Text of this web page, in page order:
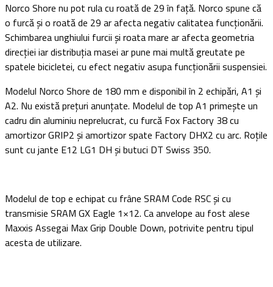
Norco Shore nu pot rula cu roată de 29 în față. Norco spune că
o furcă și o roată de 29 ar afecta negativ calitatea funcționării.
Schimbarea unghiului furcii și roata mare ar afecta geometria
direcției iar distribuția masei ar pune mai multă greutate pe
spatele bicicletei, cu efect negativ asupa funcționării suspensiei.
Modelul Norco Shore de 180 mm e disponibil în 2 echipări, A1 și
A2. Nu există prețuri anunțate. Modelul de top A1 primește un
cadru din aluminiu neprelucrat, cu furcă Fox Factory 38 cu
amortizor GRIP2 și amortizor spate Factory DHX2 cu arc. Roțile
sunt cu jante E12 LG1 DH și butuci DT Swiss 350.
Modelul de top e echipat cu frâne SRAM Code RSC și cu
transmisie SRAM GX Eagle 1×12. Ca anvelope au fost alese
Maxxis Assegai Max Grip Double Down, potrivite pentru tipul
acesta de utilizare.